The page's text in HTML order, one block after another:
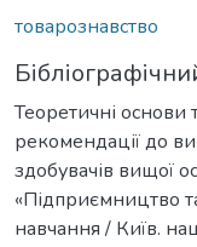
товарознавство
Теоретичні основи
рекомендації до
здобувачів вищої
«Підприємництво
навчання / Київ.